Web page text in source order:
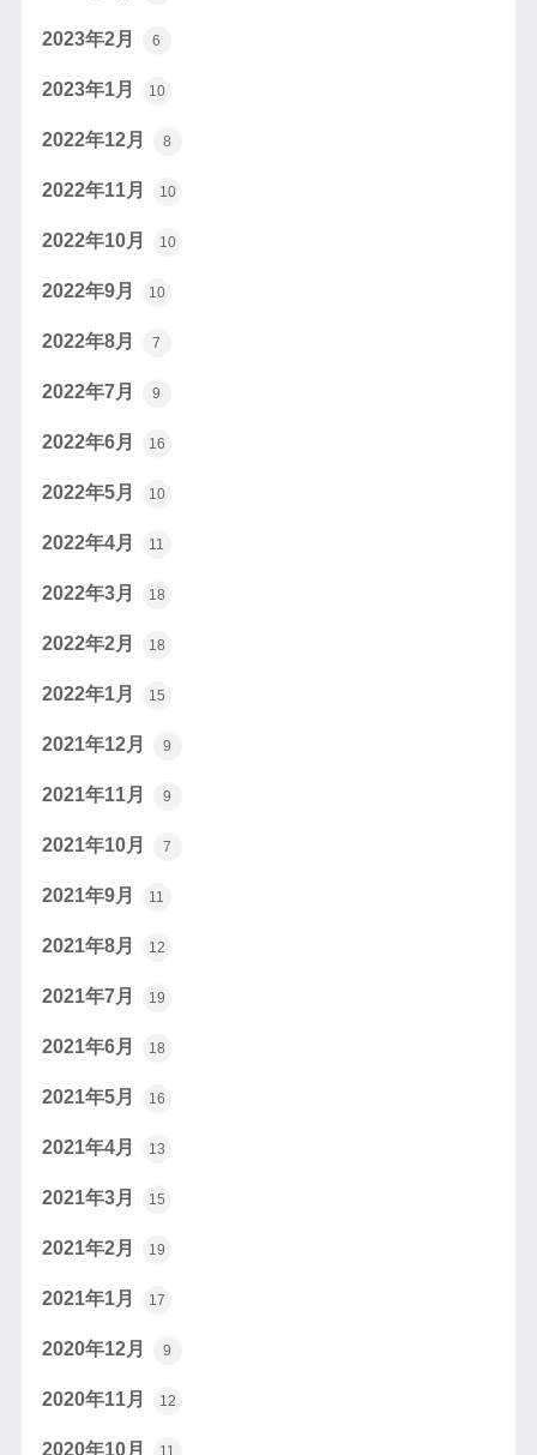
2023年2月 6
2023年1月 10
2022年12月 8
2022年11月 10
2022年10月 10
2022年9月 10
2022年8月 7
2022年7月 9
2022年6月 16
2022年5月 10
2022年4月 11
2022年3月 18
2022年2月 18
2022年1月 15
2021年12月 9
2021年11月 9
2021年10月 7
2021年9月 11
2021年8月 12
2021年7月 19
2021年6月 18
2021年5月 16
2021年4月 13
2021年3月 15
2021年2月 19
2021年1月 17
2020年12月 9
2020年11月 12
2020年10月 11